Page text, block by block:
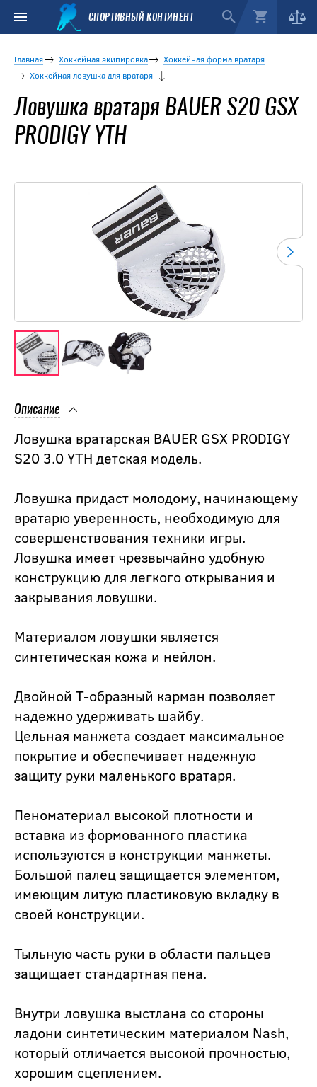
СПОРТИВНЫЙ КОНТИНЕНТ
Главная Хоккейная экипировка
Хоккейная форма вратаря
Хоккейная ловушка для вратаря
Ловушка вратаря BAUER S20 GSX
PRODIGY YTH
Описание
Ловушка вратарская BAUER GSX PRODIGY
S20 3.0 YTH детская модель.
Ловушка придаст молодому, начинающему
вратарю уверенность, необходимую для
совершенствования техники игры.
Ловушка имеет чрезвычайно удобную
конструкцию для легкого открывания и
закрывания ловушки.
Материалом ловушки является
синтетическая кожа и нейлон.
Двойной Т-образный карман позволяет
надежно удерживать шайбу.
Цельная манжета создает максимальное
покрытие и обеспечивает надежную
защиту руки маленького вратаря.
Пеноматериал высокой плотности и
вставка из формованного пластика
используются в конструкции манжеты.
Большой палец защищается элементом,
имеющим литую пластиковую вкладку в
своей конструкции.
Тыльную часть руки в области пальцев
защищает стандартная пена.
Внутри ловушка выстлана со стороны
ладони синтетическим материалом Nash,
который отличается высокой прочностью,
хорошим сцеплением.